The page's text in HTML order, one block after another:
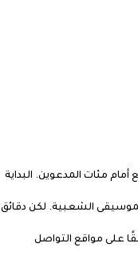
مئات المدعوين. البداية
الشعبية. لكن دقائق
على مواقع التواصل